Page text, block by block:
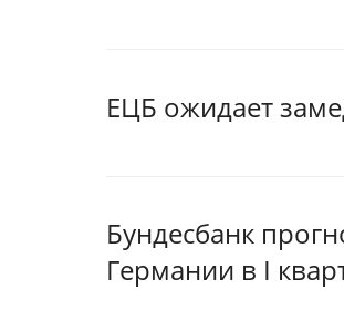
ЕЦБ ожидает
Бундесбанк
Германии в I